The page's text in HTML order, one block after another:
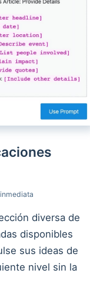
diversa de
disponibles
sus ideas de
nivel sin la